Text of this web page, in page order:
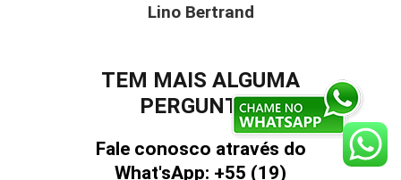
Lino Bertrand
TEM MAIS ALGUMA
PERGUNTA?
Fale conosco através do
What'sApp: +55 (19)